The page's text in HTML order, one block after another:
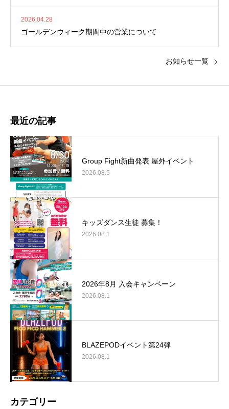
2026.04.28
ゴールデンウィーク期間中の営業について
お知らせ一覧
最近の記事
Group Fight新曲発表 屋外イベント
2026.08.5
キッズダンス生徒 募集！
2026.08.1
2026年8月 入会キャンペーン
2026.08.1
BLAZEPODイベント第24弾
2026.08.1
カテゴリー